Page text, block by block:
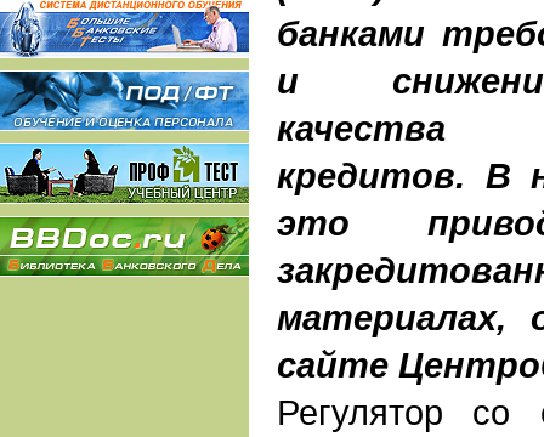
банками
и
качества
кредитов. В
это
материалах,
сайте
Регулятор